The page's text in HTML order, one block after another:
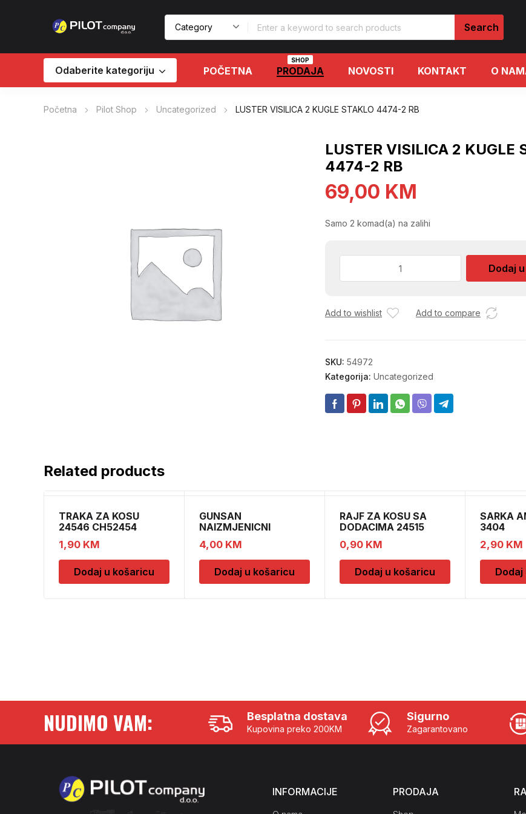
Odaberite kategoriju POČETNA PRODAJA
SHOP
NOVOSTI KONTAKT O
Početna Pilot Shop Uncategorized LUSTER VISILICA 2 KUGLE STAKLO 4474-2 RB
LUSTER VISILICA 2 KUGLE
4474-2 RB
69,00 KM
Samo 2 komad(a) na zalihi
STAKLO
količina
Dodaj
Add to wishlist Add to compare
SKU: 54972
Kategorija: Uncategorized
Related products
TRAKA ZA KOSU
24546 CH52454
1,90 KM
Dodaj u košaricu
GUNSAN
NAIZMJENICNI
PREKIDAC BEZ OKVIRA
4,00 KM
Dodaj u košaricu
RAJF ZA KOSU SA
DODACIMA 24515
CH52451
0,90 KM
Dodaj u košaricu
SARKA
3404
2,90 KM
NUDIMO VAM: Besplatna dostava
Kupovina preko 200KM
Sigurno
Zagarantovano
INFORMACIJE PRODAJA